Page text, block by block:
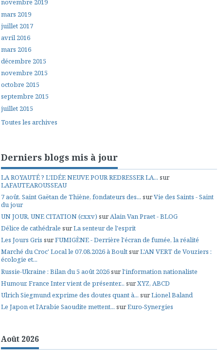
novembre 2019
mars 2019
juillet 2017
avril 2016
mars 2016
décembre 2015
novembre 2015
octobre 2015
septembre 2015
juillet 2015
Toutes les archives
Derniers blogs mis à jour
LA ROYAUTÉ ? L'IDÉE NEUVE POUR REDRESSER LA... sur
LAFAUTEAROUSSEAU
7 août. Saint Gaëtan de Thiène, fondateurs des... surVie des Saints - Saint
du jour
UN JOUR, UNE CITATION (cxxv) surAlain Van Praet - BLOG
Délice de cathédrale surLa senteur de l'esprit
Les Jours Gris surFUMIGÈNE - Derrière l'écran de fumée, la réalité
Marché du Croc' Local le 07.08.2026 à BoultsurL'AN VERT de Vouziers :
écologie et...
Russie-Ukraine : Bilan du 5 août 2026surl'information nationaliste
Humour. France Inter vient de présenter... surXYZ, ABCD
Ulrich Siegmund exprime des doutes quant à... surLionel Baland
Le Japon et l’Arabie Saoudite mettent... surEuro-Synergies
Août 2026